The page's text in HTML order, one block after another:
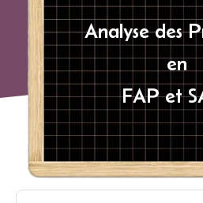
Analyse des
en
FAP et